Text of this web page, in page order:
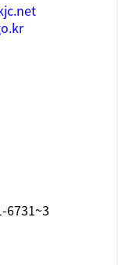
6731~3